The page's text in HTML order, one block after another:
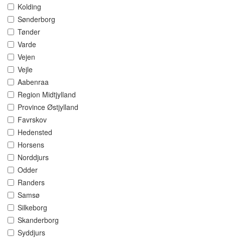
Kolding
Sønderborg
Tønder
Varde
Vejen
Vejle
Aabenraa
Region Midtjylland
Province Østjylland
Favrskov
Hedensted
Horsens
Norddjurs
Odder
Randers
Samsø
Silkeborg
Skanderborg
Syddjurs